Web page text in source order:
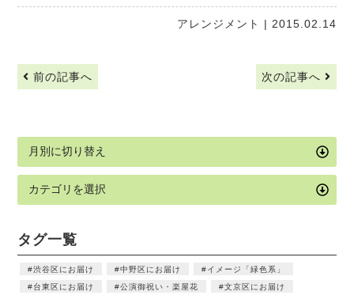
アレンジメント | 2015.02.14
前の記事へ 次の記事へ
タグ一覧
渋谷区にお届け 中野区にお届け
イメージ「緑色系」
台東区にお届け
公演御祝い・楽屋花
文京区にお届け